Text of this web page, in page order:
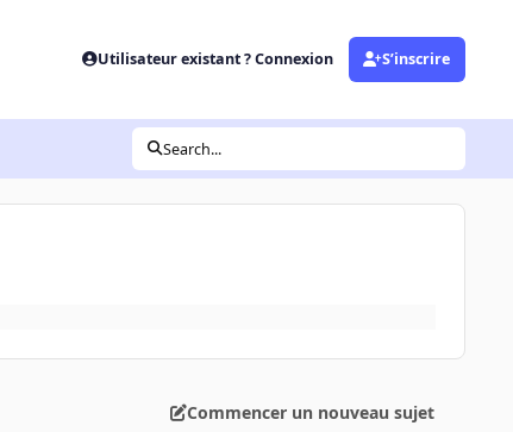
Utilisateur existant ? Connexion S’inscrire
Search...
Commencer un nouveau sujet